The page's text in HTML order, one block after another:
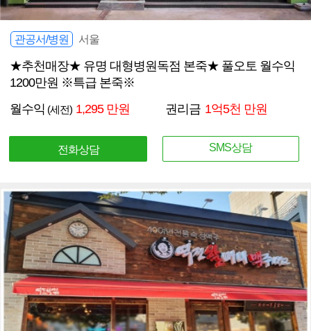
관공서/병원 서울
★추천매장★ 유명 대형병원독점 본죽★ 풀오토 월수익
1200만원 ※특급 본죽※
월수익 (세전) 1,295 만원 권리금 1억5천 만원
전화상담 SMS상담